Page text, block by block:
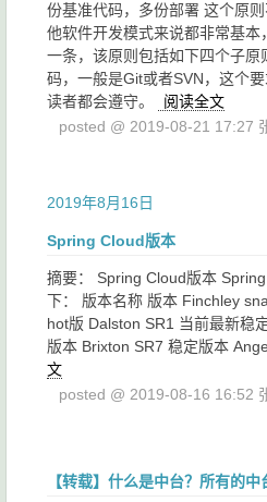
份基准代码，多份部署 这个原
他软件开发模式来说都非常基
一条，该原则包括如下四个子原
码，一般是Git或者SVN，这个
读者都会遵守。
阅读全文
posted @ 2019-08-21 17:27
2019年8月16日
Spring Cloud版本
摘要： Spring Cloud版本
下： 版本名称 版本 Finchley
hot版 Dalston SR1 当前最新稳
版本 Brixton SR7 稳定版本
文
posted @ 2019-08-16 16:52
【转载】什么是中台？所有的